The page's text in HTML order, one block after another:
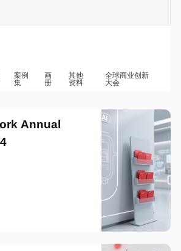
案例
集
画
册
其他
资料
全球商业创新
大会
Annual